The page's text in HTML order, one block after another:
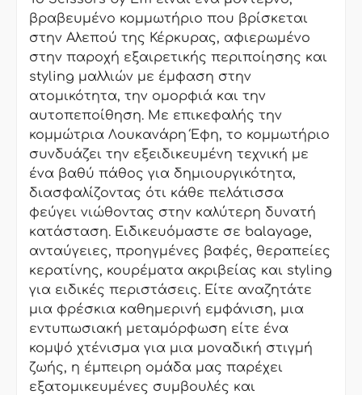
βραβευμένο κομμωτήριο που βρίσκεται
στην Αλεπού της Κέρκυρας, αφιερωμένο
στην παροχή εξαιρετικής περιποίησης και
styling μαλλιών με έμφαση στην
ατομικότητα, την ομορφιά και την
αυτοπεποίθηση. Με επικεφαλής την
κομμώτρια Λουκανάρη Έφη, το κομμωτήριο
συνδυάζει την εξειδικευμένη τεχνική με
ένα βαθύ πάθος για δημιουργικότητα,
διασφαλίζοντας ότι κάθε πελάτισσα
φεύγει νιώθοντας στην καλύτερη δυνατή
κατάσταση. Ειδικευόμαστε σε balayage,
ανταύγειες, προηγμένες βαφές, θεραπείες
κερατίνης, κουρέματα ακριβείας και styling
για ειδικές περιστάσεις. Είτε αναζητάτε
μια φρέσκια καθημερινή εμφάνιση, μια
εντυπωσιακή μεταμόρφωση είτε ένα
κομψό χτένισμα για μια μοναδική στιγμή
ζωής, η έμπειρη ομάδα μας παρέχει
εξατομικευμένες συμβουλές και